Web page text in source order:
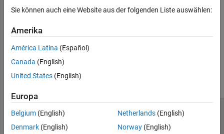
Sie können auch eine Website aus der folgenden Liste auswählen:
Amerika
América Latina (Español)
Canada (English)
United States (English)
Europa
Belgium (English)
Denmark (English)
Netherlands(English)
Norway(English)
Trust Center
Datenschutz-Richtlinien
Datendiebstahl verhindern
Status von Anwendungen